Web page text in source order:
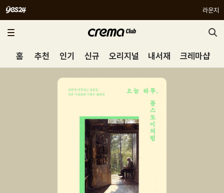
라운지
홈 추천 인기 신규 오리지널 내서재 크레마샵